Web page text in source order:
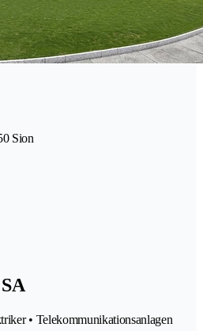
Sion
• Telekommunikationsanlagen